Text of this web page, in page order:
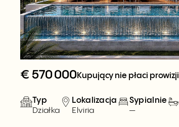
€ 570 000Kupujący nie płaci prowizji
Typ
Działka
Lokalizacja
Elviria
Sypialnie
—